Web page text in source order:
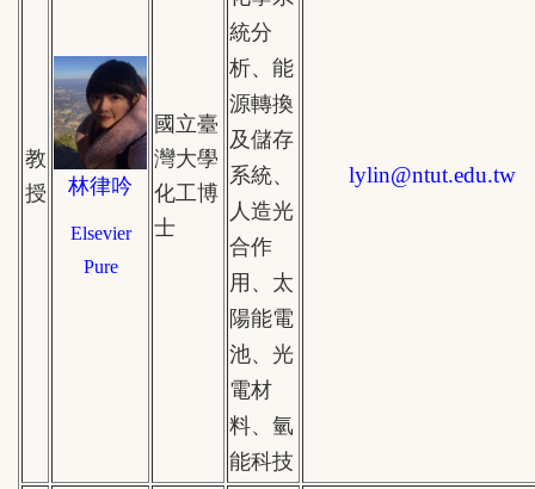
教
授
林律吟
Elsevier
Pure
國立臺
灣大學
化工博
士
統分
析、能
源轉換
及儲存
系統、
人造光
合作
用、太
陽能電
池、光
電材
料、氫
能科技
lylin@ntut.edu.tw